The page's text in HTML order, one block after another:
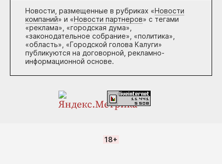
Новости, размещенные в рубриках «Новости
компаний» и «Новости партнеров» с тегами
«реклама», «городская дума»,
«законодательное собрание», «политика»,
«область», «Городской голова Калуги»
публикуются на договорной, рекламно-
информационной основе.
18+